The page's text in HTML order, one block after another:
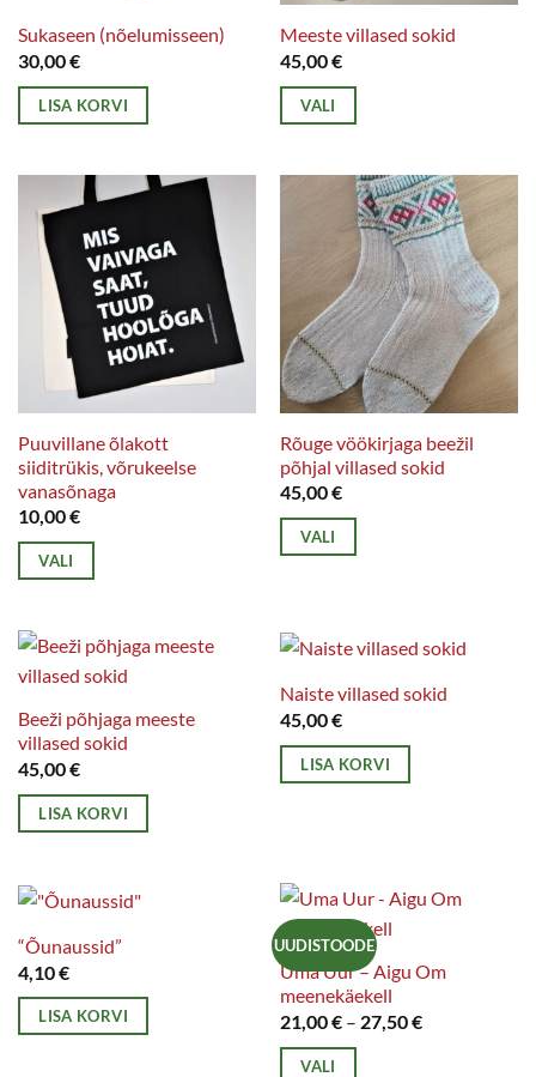
Sukaseen (nõelumisseen)
30,00€
LISA KORVI
Meeste villased sokid
45,00€
VALI
varianti.
Valikuid
saab
teha
tootelehel.
Puuvillane õlakott
siiditrükis, võrukeelse
vanasõnaga
10,00€
VALI
on
mitu
varianti.
Valikuid
saab
teha
tootelehel.
Rõuge vöökirjaga beežil
põhjal villased sokid
45,00€
VALI
on
mitu
varianti.
Valikuid
saab
teha
Beeži põhjaga meeste
villased sokid
45,00€
LISA KORVI
Naiste villased sokid
45,00€
LISA KORVI
“Õunaussid”
4,10€
LISA KORVI
UUDISTOODE
Uma Uur – Aigu Om
meenekäekell
21,00€ – 27,50€
VALI